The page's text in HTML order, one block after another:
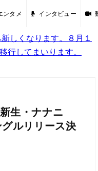
ンタメ インタビュー
しくなります。８月１
行してまいります。
生・ナナニ
ルリリース決